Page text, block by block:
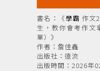
書名：《學霸 作文
生，教你會考作文
單）》
作者：詹佳鑫
出版社：遠流
出版時間：2026年